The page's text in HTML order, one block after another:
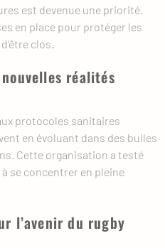
est devenue une priorité.
en place pour protéger les
clos.
réalités
protocoles sanitaires
en évoluant dans des bulles
Cette organisation a testé
se concentrer en pleine
l’avenir du rugby